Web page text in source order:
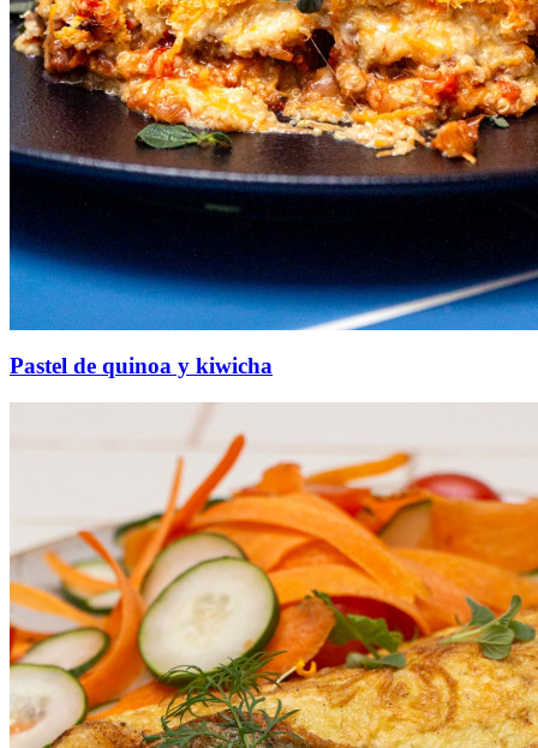
Pastel de quinoa y kiwicha